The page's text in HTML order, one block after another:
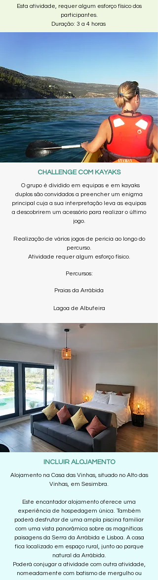
Esta atividade, requer algum esforço físico dos
participantes.
Duração: 3 a 4 horas ​
CHALLENGE COM KAYAKS
O grupo é dividido em equipas e em kayaks
duplos são convidados a preencher um enigma
principal cuja a sua interpretação leva as equipas
a descobrirem um acessório para realizar o último
jogo.
Realização de vários jogos de pericia ao longo do
percurso.
Atividade requer algum esforço físico.
Percursos:
Praias da Arrábida
Lagoa de Albufeira
INCLUIR ALOJAMENTO
Alojamento na Casa das Vinhas, situado no Alto das
Vinhas, em Sesimbra.
Este encantador alojamento oferece uma
experiência de hospedagem única. Também
poderá desfrutar de uma ampla piscina familiar
com uma vista panorâmica sobre as magníficas
paisagens da Serra da Arrábida e Lisboa. ​A casa
fica localizado em espaço rural, junto ao parque
natural da Arrábida.​
Poderá conjugar a atividade com outra atividade,
nomeadamente com batismo de mergulho ou